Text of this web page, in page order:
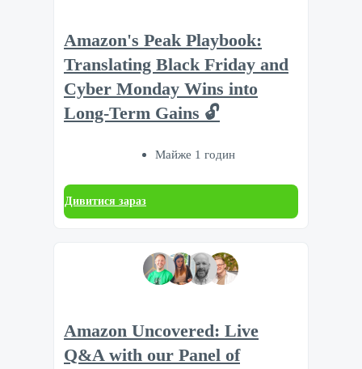
Amazon's Peak Playbook:
Translating Black Friday and
Cyber Monday Wins into
Long-Term Gains 🔓
Майже 1 годин
Дивитися зараз
Amazon Uncovered: Live
Q&A with our Panel of